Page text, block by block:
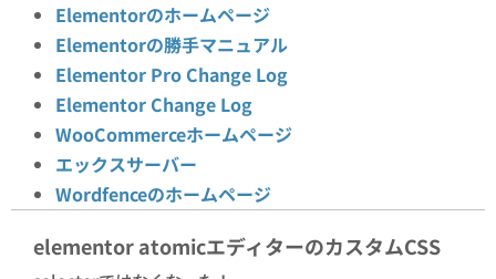
Elementorのホームページ
Elementorの勝手マニュアル
Elementor Pro Change Log
Elementor Change Log
WooCommerceホームページ
エックスサーバー
Wordfenceのホームページ
elementor atomicエディターのカスタムCSS